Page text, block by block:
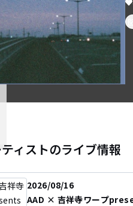
ィストのライブ情報
2026/08/16
AAD × 吉祥寺ワープ